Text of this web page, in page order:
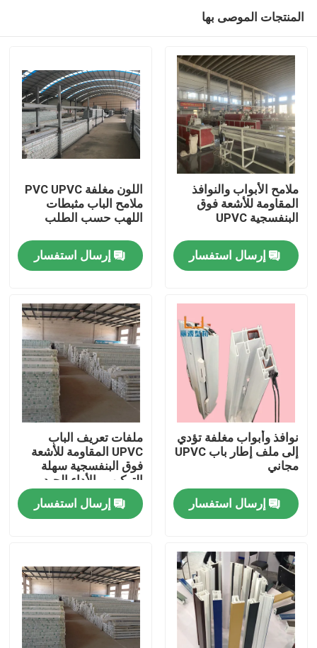
أشرطة فيديو
معلومات عنا
جولة في المعمل
رقابة جودة
اتصل بنا
اطلب اقتباس
ملامح الباب UPVC
ملامح نافذة UPVC
المنتجات الموصى بها
ملامح الأبواب والنوافذ
المقاومة للأشعة فوق
البنفسجية UPVC
إرسال استفسار
اللون مغلفة PVC UPVC
ملامح الباب مثبطات
اللهب حسب الطلب
إرسال استفسار
نوافذ وأبواب مغلفة تؤدي
إلى ملف إطار باب UPVC
مجاني
إرسال استفسار
ملفات تعريف الباب
UPVC المقاومة للأشعة
فوق البنفسجية سهلة
التركيب والأداء الجيد
إرسال استفسار